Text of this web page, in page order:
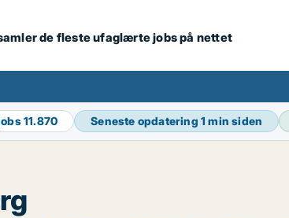
de fleste ufaglærte jobs på nettet
11.870 Seneste opdatering1 min siden